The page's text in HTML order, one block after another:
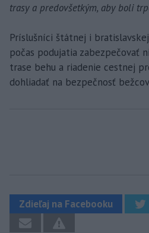
trasy a predovšetkým, aby boli
Príslušníci štátnej i
počas podujatia zabezpečovať
trase behu a riadenie cestnej
dohliadať na bezpečnosť
Zdieľaj na Facebooku